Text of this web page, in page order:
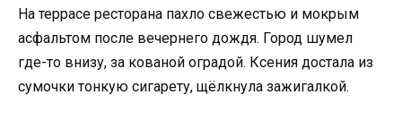
На террасе ресторана пахло свежестью и мокрым
асфальтом после вечернего дождя. Город шумел
где-то внизу, за кованой оградой. Ксения достала из
сумочки тонкую сигарету, щёлкнула зажигалкой.